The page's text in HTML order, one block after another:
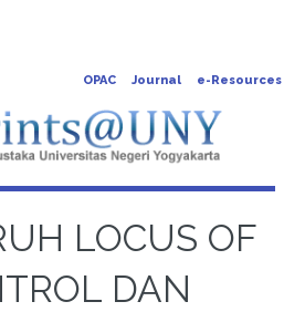
OPAC Journal e-Resources
LOCUS OF
DAN